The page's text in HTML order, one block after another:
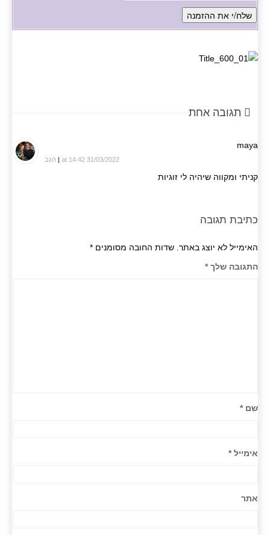
תגובה אחת
maya
31/03/2022 at 14:42
| הגב
קניתי ומקווה שיהיה לי זוגיות
כתיבת תגובה
האימייל לא יוצג באתר. שדות החובה מסומנים *
התגובה שלך*
שם*
אימייל*
אתר